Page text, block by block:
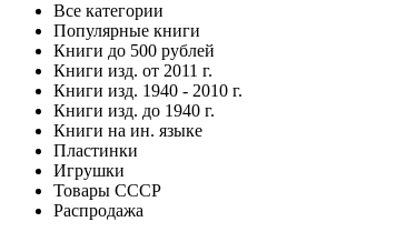
Все категории
Популярные книги
Книги до 500 рублей
Книги изд. от 2011 г.
Книги изд. 1940 - 2010 г.
Книги изд. до 1940 г.
Книги на ин. языке
Пластинки
Игрушки
Товары СССР
Распродажа